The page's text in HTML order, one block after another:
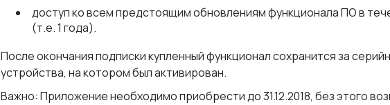
доступ ко всем предстоящим обновлениям функционала ПО в
(т.е. 1 года).
После окончания подписки купленный функционал сохранится за
устройства, на котором был активирован.
Важно: Приложение необходимо приобрестидо 31.12.2018, без этого